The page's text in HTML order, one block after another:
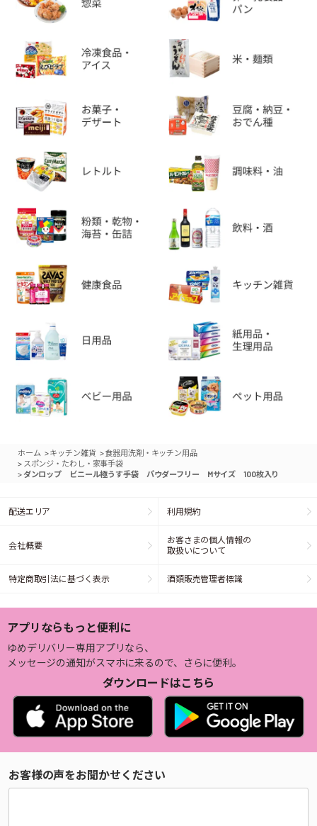
ホーム >キッチン雑貨 >食器用洗剤・キッチン用品
> スポンジ・たわし・家事手袋
> ダンロップ ビニール極うす手袋 パウダーフリー Mサイズ 100枚入り
配送エリア 利用規約
会社概要
お客さまの個人情報の
取扱いについて
特定商取引法に基づく表示 酒類販売管理者標識
アプリならもっと便利に
ゆめデリバリー専用アプリなら、
メッセージの通知がスマホに来るので、さらに便利。
ダウンロードはこちら
お客様の声をお聞かせください